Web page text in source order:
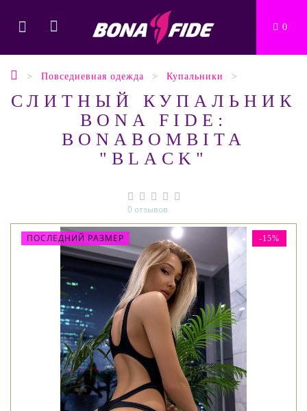
0
Повседневная одежда Купальники
СЛИТНЫЙ КУПАЛЬНИК
BONA FIDE:
BONABOMBITA
"BLACK"
0 отзывов
ПОСЛЕДНИЙ РАЗМЕР -15%